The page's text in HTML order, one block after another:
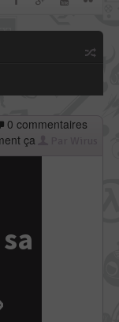
pour obtenir un
de chiffrage
un !
ça
0 commentaires